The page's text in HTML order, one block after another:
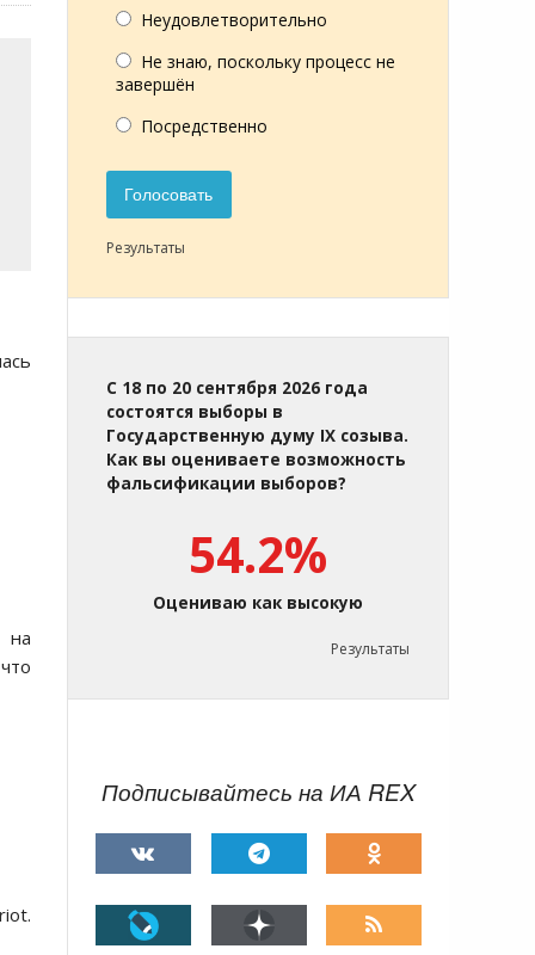
на
Неудовлетворительно
Не знаю, поскольку процесс не
завершён
Посредственно
Голосовать
Результаты
С 18 по 20 сентября 2026 года
состоятся выборы в
Государственную думу IX созыва.
Как вы оцениваете возможность
фальсификации выборов?
54.2%
Оцениваю как высокую
Результаты
Подписывайтесь на ИА REX